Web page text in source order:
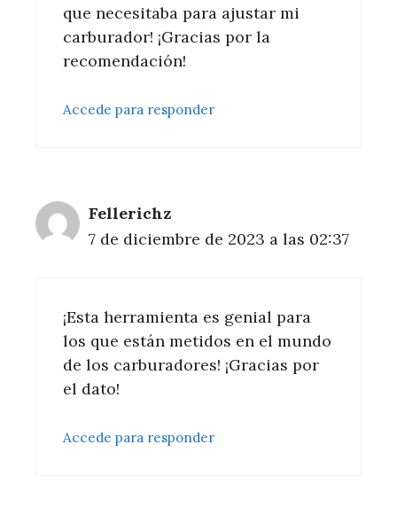
que necesitaba para ajustar mi
carburador! ¡Gracias por la
recomendación!
Accede para responder
Fellerichz
7 de diciembre de 2023 a las 02:37
¡Esta herramienta es genial para
los que están metidos en el mundo
de los carburadores! ¡Gracias por
el dato!
Accede para responder